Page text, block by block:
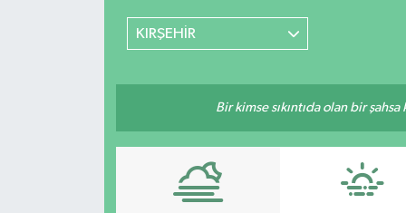
KIRŞEHİR
Bir kimse sıkıntıda olan bir